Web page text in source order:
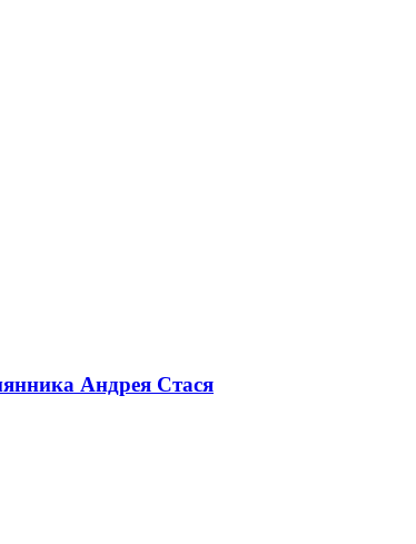
Андрея Стася